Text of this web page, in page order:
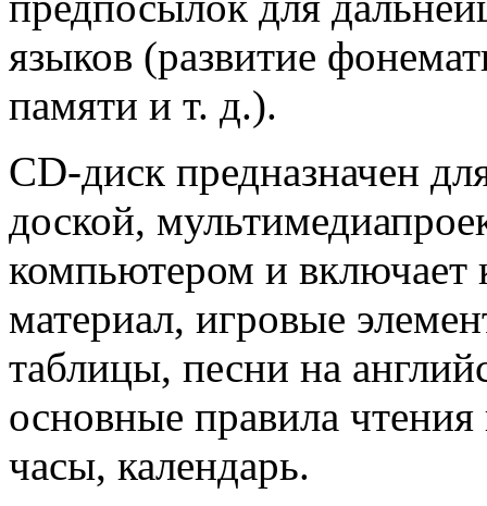
языков (развитие
памяти и т. д.).
СD-диск предназначен
доской,
компьютером и
материал, игровые
таблицы, песни на
основные правила
часы, календарь.